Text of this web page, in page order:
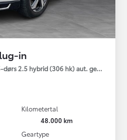
in
dørs 2.5 hybrid (306 hk) aut. gear AWD-i
Kilometertal
48.000 km
Geartype